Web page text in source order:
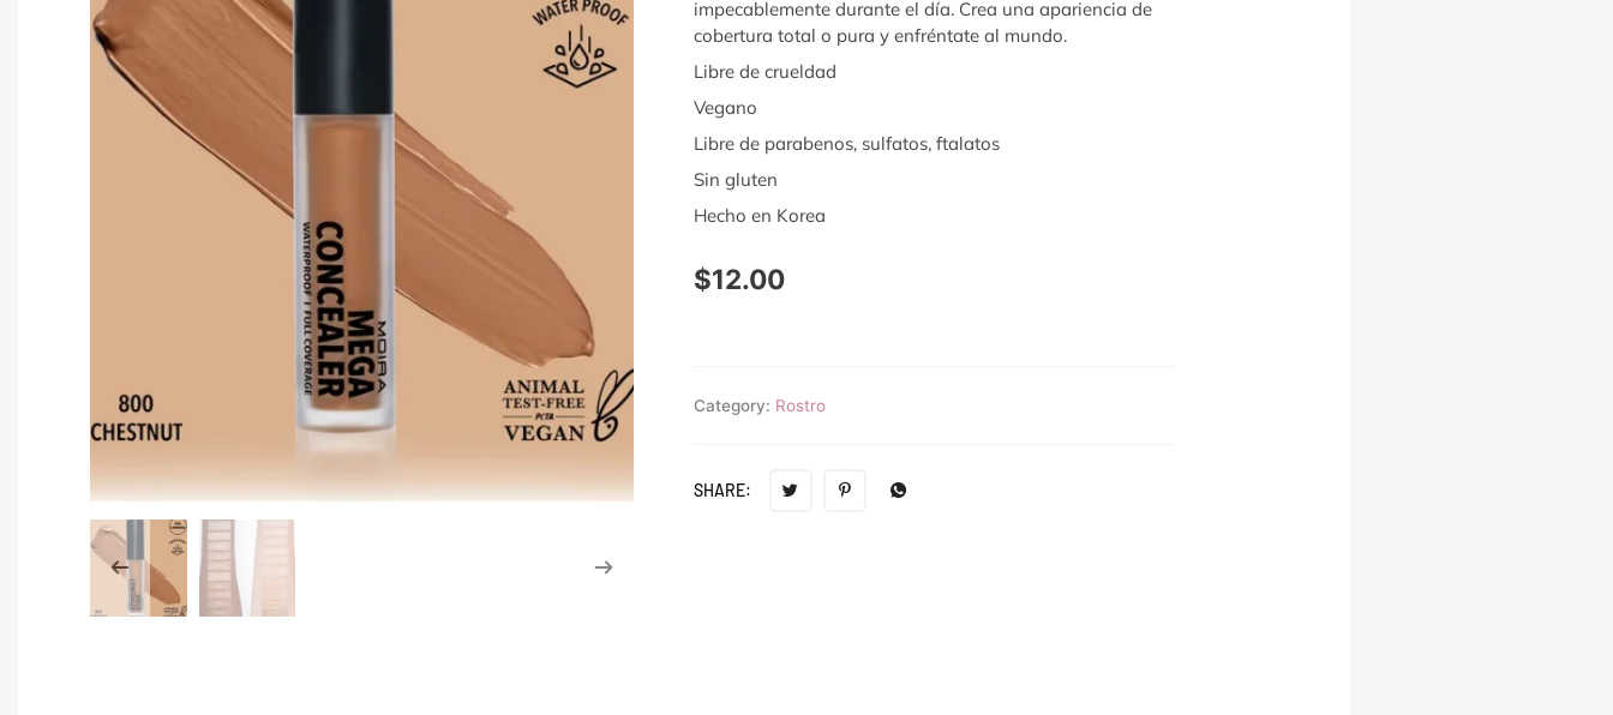
impecablemente durante el día. Crea una apariencia de
cobertura total o pura y enfréntate al mundo.
Libre de crueldad
Vegano
Libre de parabenos, sulfatos, ftalatos
Sin gluten
Hecho en Korea
$12.00
Category: Rostro
SHARE: